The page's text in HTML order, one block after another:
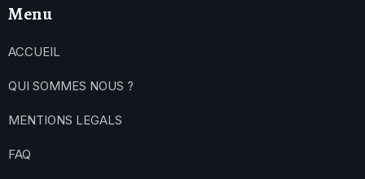
Menu
ACCUEIL
QUI SOMMES NOUS ?
MENTIONS LEGALS
FAQ